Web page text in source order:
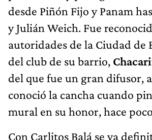
desde Piñón Fijo y Panam
y Julián Weich. Fue
autoridades de la Ciudad de
del club de su barrio,
del que fue un gran difusor,
conoció la cancha cuando
mural en su honor, hace
Con Carlitos Balá se va